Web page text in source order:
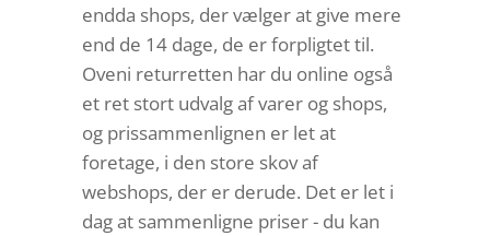
endda shops, der vælger at give mere
end de 14 dage, de er forpligtet til.
Oveni returretten har du online også
et ret stort udvalg af varer og shops,
og prissammenlignen er let at
foretage, i den store skov af
webshops, der er derude. Det er let i
dag at sammenligne priser - du kan